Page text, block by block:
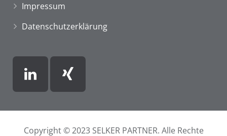
Impressum
Datenschutzerklärung
Copyright © 2023 SELKER PARTNER. Alle Rechte